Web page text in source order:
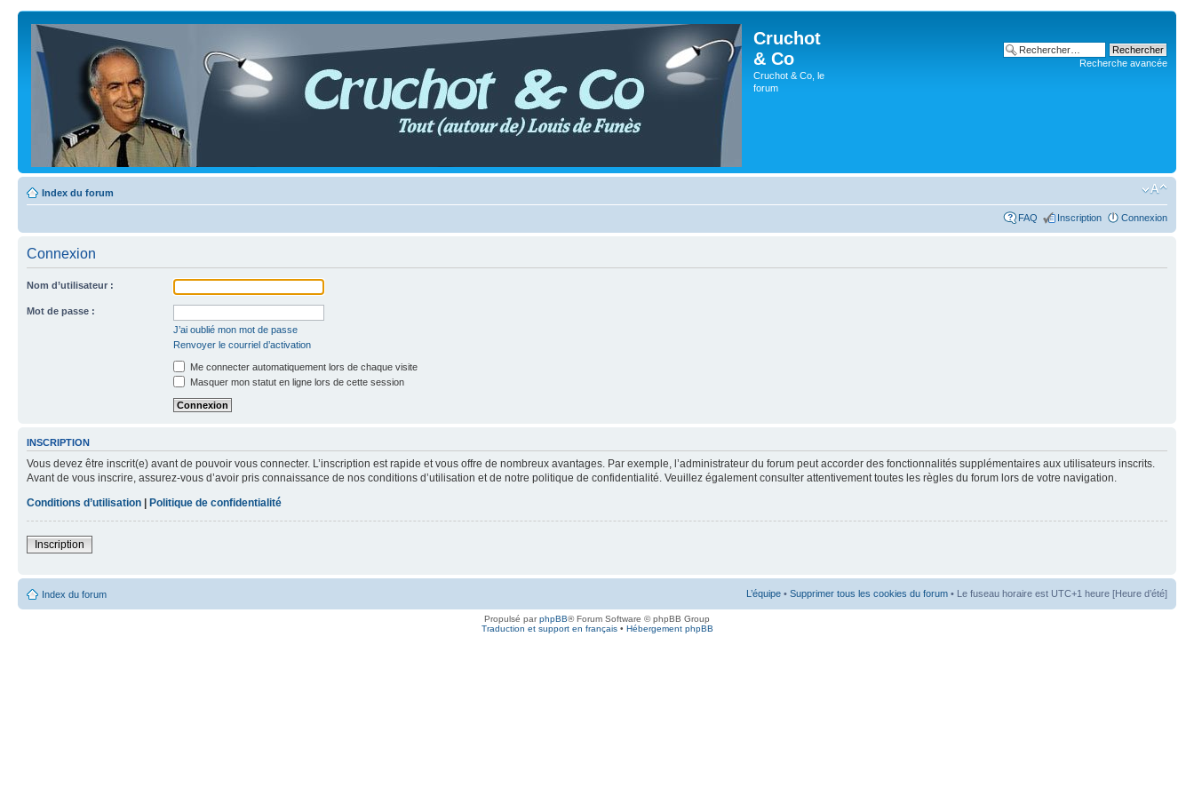
Cruchot
& Co
Cruchot & Co, le
forum
Recherche avancée
Index du forum
FAQ Inscription Connexion
Connexion
Nom d’utilisateur :
Mot de passe :
J’ai oublié mon mot de passe
Renvoyer le courriel d’activation
Me connecter automatiquement lors de chaque visite
Masquer mon statut en ligne lors de cette session
INSCRIPTION
Vous devez être inscrit(e) avant de pouvoir vous connecter. L’inscription est rapide et vous offre de nombreux avantages. Par exemple, l’administrateur du forum peut accorder des fonctionnalités supplémentaires aux utilisateurs inscrits.
Avant de vous inscrire, assurez-vous d’avoir pris connaissance de nos conditions d’utilisation et de notre politique de confidentialité. Veuillez également consulter attentivement toutes les règles du forum lors de votre navigation.
Conditions d’utilisation | Politique de confidentialité
Inscription
Index du forum L’équipe • Supprimer tous les cookies du forum • Le fuseau horaire est UTC+1 heure [Heure d’été]
Propulsé parphpBB® Forum Software © phpBB Group
Traduction et support en français• Hébergement phpBB